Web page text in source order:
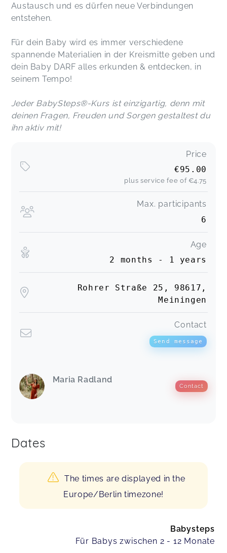
Austausch und es dürfen neue Verbindungen
entstehen.
Für dein Baby wird es immer verschiedene
spannende Materialien in der Kreismitte geben und
dein Baby DARF alles erkunden & entdecken, in
seinem Tempo!
Jeder BabySteps®-Kurs ist einzigartig, denn mit
deinen Fragen, Freuden und Sorgen gestaltest du
ihn aktiv mit!
Price
€95.00
plus service fee of €4.75
Max. participants
6
Age
2 months - 1 years
Rohrer Straße 25, 98617,
Meiningen
Contact
Send message
Maria Radland
Contact
Dates
The times are displayed in the
Europe/Berlin timezone!
Babysteps
Für Babys zwischen 2 - 12 Monate